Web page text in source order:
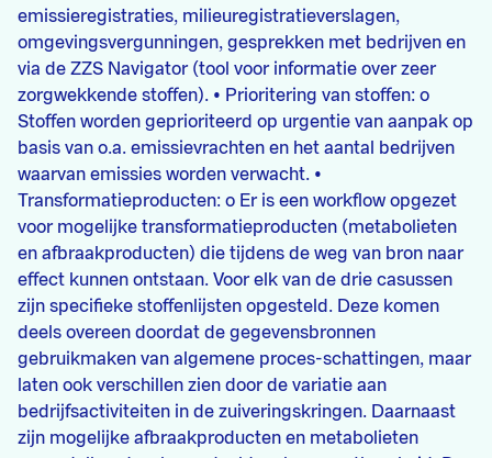
emissieregistraties, milieuregistratieverslagen,
omgevingsvergunningen, gesprekken met bedrijven en
via de ZZS Navigator (tool voor informatie over zeer
zorgwekkende stoffen). • Prioritering van stoffen: o
Stoffen worden geprioriteerd op urgentie van aanpak op
basis van o.a. emissievrachten en het aantal bedrijven
waarvan emissies worden verwacht. •
Transformatieproducten: o Er is een workflow opgezet
voor mogelijke transformatieproducten (metabolieten
en afbraakproducten) die tijdens de weg van bron naar
effect kunnen ontstaan. Voor elk van de drie casussen
zijn specifieke stoffenlijsten opgesteld. Deze komen
deels overeen doordat de gegevensbronnen
gebruikmaken van algemene proces-schattingen, maar
laten ook verschillen zien door de variatie aan
bedrijfsactiviteiten in de zuiveringskringen. Daarnaast
zijn mogelijke afbraakproducten en metabolieten